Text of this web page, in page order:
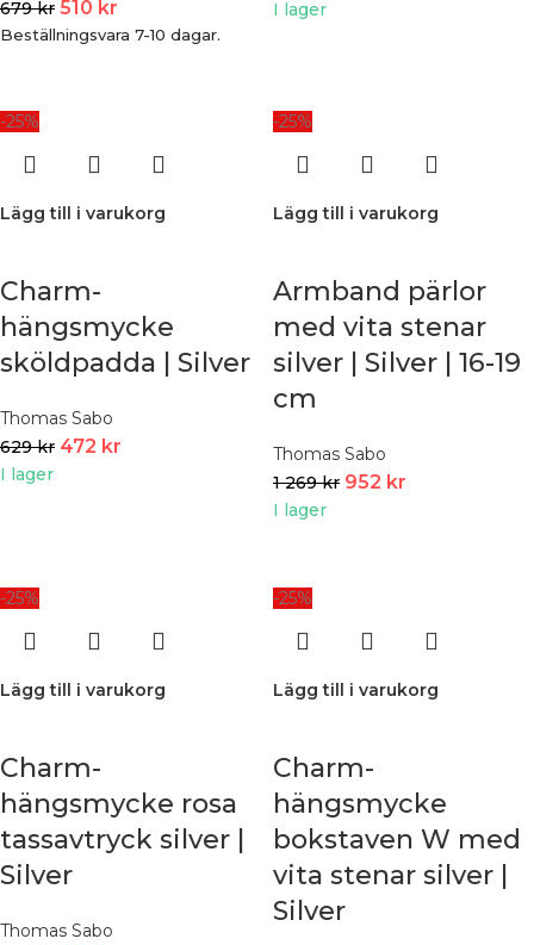
679kr 510 kr
Beställningsvara 7-10 dagar.
I lager
-25%
Lägg till i varukorg
Charm-
hängsmycke
sköldpadda | Silver
Thomas Sabo
629kr 472 kr
I lager
-25%
Lägg till i varukorg
Armband pärlor
med vita stenar
silver | Silver | 16-19
cm
Thomas Sabo
1 269kr 952 kr
I lager
-25%
Lägg till i varukorg
Charm-
hängsmycke rosa
tassavtryck silver |
Silver
Thomas Sabo
-25%
Lägg till i varukorg
Charm-
hängsmycke
bokstaven W med
vita stenar silver |
Silver